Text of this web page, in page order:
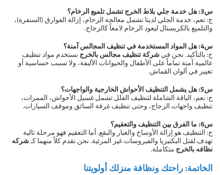
س3: هل خدمة جلي بلاط الخرج تشمل تلميع الرخام؟
ج: نعم، خدمة الجلي لدينا تشمل معالجة الرخام، إزالة الفوارق (السنفرة)،
والتلميع بالكريستال ليعود الرخام لامعاً كالزجاج.
س4: هل المواد المستخدمة في تنظيف المجالس آمنة؟
ج: بالتأكيد. نحن فيشركة تنظيف مجالس بالخرج نستخدم مواد تنظيف
عالمية آمنة تماماً على الأطفال والحيوانات الأليفة، ولا تسبب حساسية أو
تغيير في ألوان القماش.
س5: هل يشمل التنظيف الأحواش الخارجية والواجهات؟
ج: نعم، الباقة الشاملة لتنظيف الفلل تشمل غسيل الأحواش، الممرات،
تنظيف واجهات الزجاج، وحتى تنظيف غرفة السائق وموقف السيارات.
س6: ما الفرق بين التنظيف والتعقيم؟
ج: التنظيف هو إزالة الأوساخ والغبار والبقع. أما التعقيم فهو مرحلة تالية
تهدف لقتل البكتيريا والفيروسات غير المرئية. نحن نقدم كلاً منهما كـشركه
نظافه بالخرج متكاملة.
الخاتمة: راحتك ونظافة منزلك أولويتنا